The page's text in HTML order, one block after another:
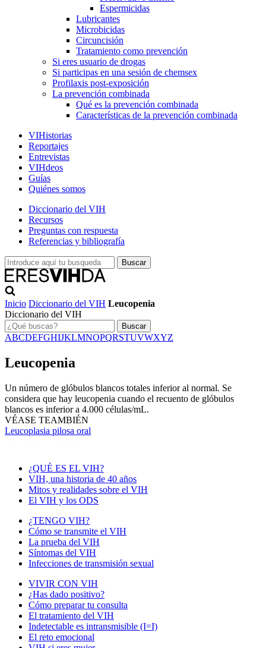
Espermicidas
Lubricantes
Microbicidas
Circuncisión
Tratamiento como prevención
Si eres usuario de drogas
Si participas en una sesión de chemsex
Profilaxis post-exposición
La prevención combinada
Qué es la prevención combinada
Características de la prevención combinada
VIHistorias
Reportajes
Entrevistas
VIHdeos
Guías
Quiénes somos
Diccionario del VIH
Recursos
Preguntas con respuesta
Referencias y bibliografía
Inicio Diccionario del VIH Leucopenia
Diccionario del VIH
Buscar
ABCDEFGHIJKLMNOPQRSTUVWXYZ
Leucopenia
Un número de glóbulos blancos totales inferior al normal. Se
considera que hay leucopenia cuando el recuento de glóbulos
blancos es inferior a 4.000 células/mL.
VÉASE TEAMBIÉN
Leucoplasia pilosa oral
¿QUÉ ES EL VIH?
VIH, una historia de 40 años
Mitos y realidades sobre el VIH
El VIH y los ODS
¿TENGO VIH?
Cómo se transmite el VIH
La prueba del VIH
Síntomas del VIH
Infecciones de transmisión sexual
VIVIR CON VIH
¿Has dado positivo?
Cómo preparar tu consulta
El tratamiento del VIH
Indetectable es intransmisible (I=I)
El reto emocional